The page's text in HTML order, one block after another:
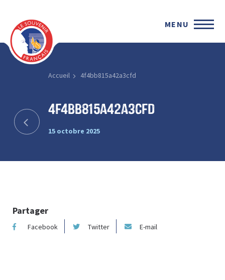
MENU
Accueil 4f4bb815a42a3cfd
4f4bb815a42a3cfd
15 octobre 2025
Partager
Facebook Twitter E-mail